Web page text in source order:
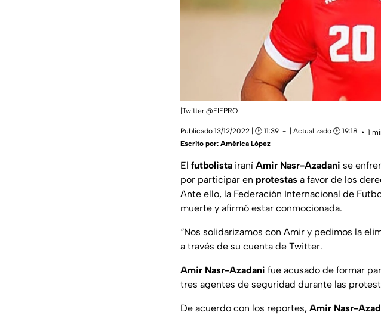
|Twitter @FIFPRO
Publicado 13/12/2022 | 🕑 11:39 | Actualizado 🕑 19:18
1
Escrito por: América López
El futbolista iraní Amir Nasr-Azadani se
por participar en protestas a favor de los
Ante ello, la Federación Internacional de
muerte y afirmó estar conmocionada.
“Nos solidarizamos con Amir y pedimos la
a través de su cuenta de Twitter.
Amir Nasr-Azadani fue acusado de formar
tres agentes de seguridad durante las
De acuerdo con los reportes, Amir Nasr-